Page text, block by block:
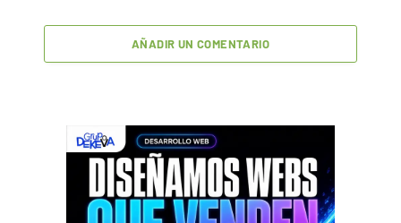
AÑADIR UN COMENTARIO